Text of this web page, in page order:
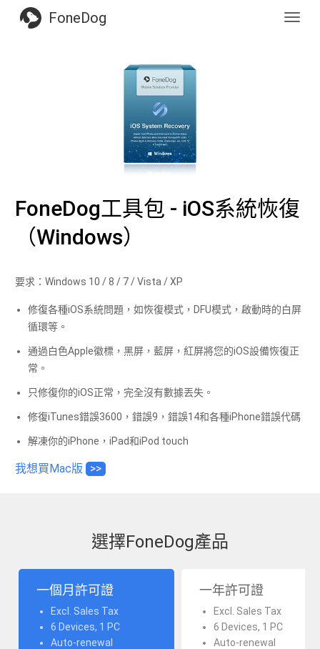
FoneDog
FoneDog工具包 - iOS系統恢復
（Windows）
要求：Windows 10 / 8 / 7 / Vista / XP
修復各種iOS系統問題，如恢復模式，DFU模式，啟動時的白屏
循環等。
通過白色Apple徽標，黑屏，藍屏，紅屏將您的iOS設備恢復正
常。
只修復你的iOS正常，完全沒有數據丟失。
修復iTunes錯誤3600，錯誤9，錯誤14和各種iPhone錯誤代碼
解凍你的iPhone，iPad和iPod touch
我想買Mac版 >>
選擇FoneDog產品
一個月許可證
Excl. Sales Tax
6 Devices, 1 PC
Auto-renewal
一年許可證
Excl. Sales Tax
6 Devices, 1 PC
Auto-renewal